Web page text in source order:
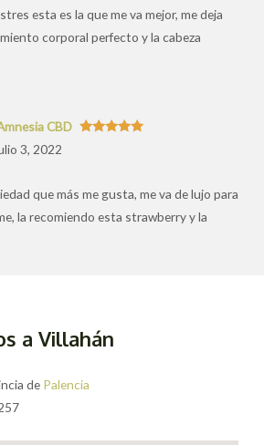
esta es la que me va mejor, me deja
corporal perfecto y la cabeza
CBD
3, 2022
que más me gusta, me va de lujo para
la recomiendo esta strawberry y la
a Villahán
de Palencia